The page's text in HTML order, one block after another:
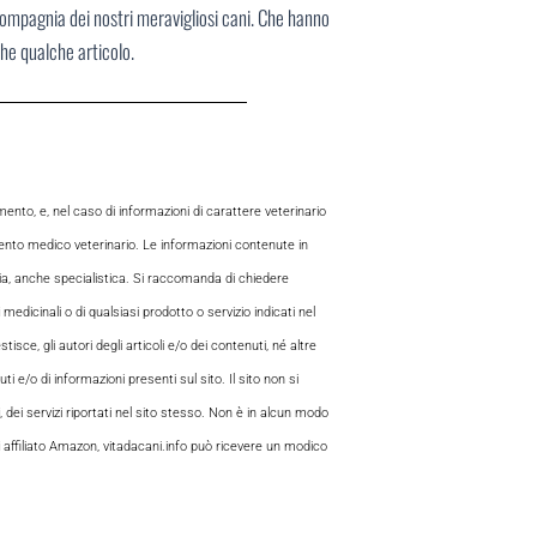
dei nostri meravigliosi cani. Che hanno
qualche articolo.
e, nel caso di informazioni di carattere veterinario
medico veterinario. Le informazioni contenute in
anche specialistica. Si raccomanda di chiedere
o di qualsiasi prodotto o servizio indicati nel
gli autori degli articoli e/o dei contenuti, né altre
e/o di informazioni presenti sul sito. Il sito non si
servizi riportati nel sito stesso. Non è in alcun modo
Amazon, vitadacani.info può ricevere un modico